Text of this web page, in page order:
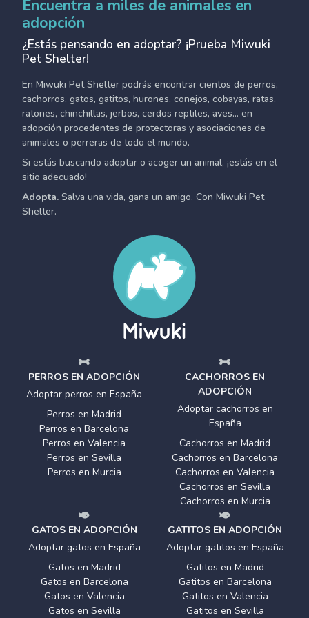
Encuentra a miles de animales en
adopción
¿Estás pensando en adoptar? ¡Prueba Miwuki
Pet Shelter!
En Miwuki Pet Shelter podrás encontrar cientos de perros,
cachorros, gatos, gatitos, hurones, conejos, cobayas, ratas,
ratones, chinchillas, jerbos, cerdos reptiles, aves... en
adopción procedentes de protectoras y asociaciones de
animales o perreras de todo el mundo.
Si estás buscando adoptar o acoger un animal, ¡estás en el
sitio adecuado!
Adopta. Salva una vida, gana un amigo. Con Miwuki Pet
Shelter.
PERROS EN ADOPCIÓN
Adoptar perros en España
Perros en Madrid
Perros en Barcelona
Perros en Valencia
Perros en Sevilla
Perros en Murcia
CACHORROS EN
ADOPCIÓN
Adoptar cachorros en
España
Cachorros en Madrid
Cachorros en Barcelona
Cachorros en Valencia
Cachorros en Sevilla
Cachorros en Murcia
GATOS EN ADOPCIÓN
Adoptar gatos en España
Gatos en Madrid
Gatos en Barcelona
Gatos en Valencia
Gatos en Sevilla
GATITOS EN ADOPCIÓN
Adoptar gatitos en España
Gatitos en Madrid
Gatitos en Barcelona
Gatitos en Valencia
Gatitos en Sevilla